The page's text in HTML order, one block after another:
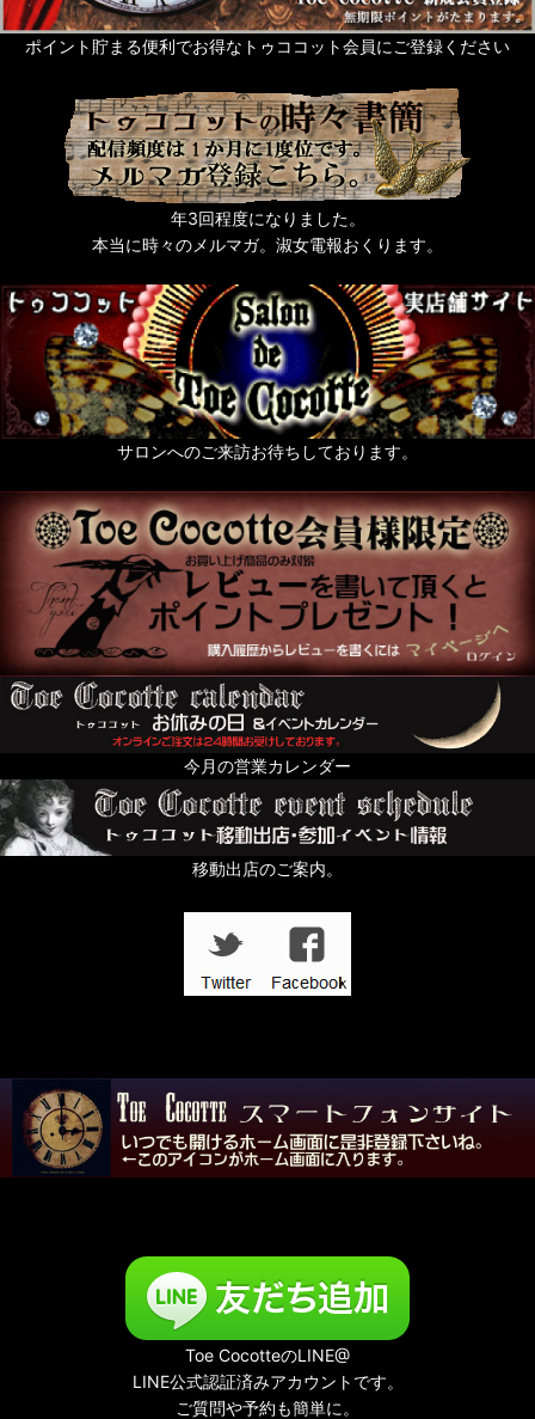
ポイント貯まる便利でお得なトゥココット会員にご登録ください
年3回程度になりました。
本当に時々のメルマガ。淑女電報おくります。
サロンへのご来訪お待ちしております。
今月の営業カレンダー
移動出店のご案内。
Toe CocotteのLINE@
LINE公式認証済みアカウントです。
ご質問や予約も簡単に。